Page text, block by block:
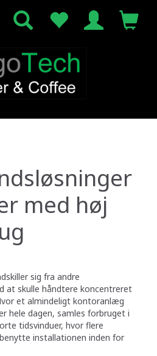
med høj
sig fra andre
at skulle håndtere koncentreret
et almindeligt kontoranlæg
hele dagen, samles forbruget i
tidsvinduer, hvor flere
installationen inden for